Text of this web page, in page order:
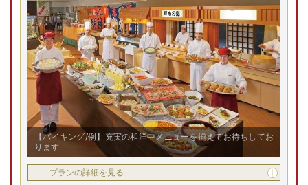
【バイキング/例】充実の和洋中メニューを揃えてお待ちしてお
ります
プランの詳細を見る